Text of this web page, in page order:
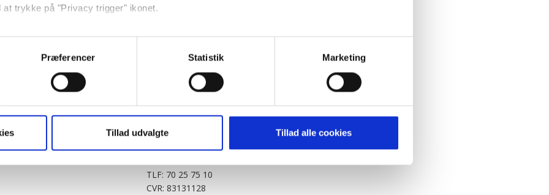
at trykke på "Privacy trigger" ikonet.
gerne:
om din placering, der kan være nøjagtig inden for få meter
baseret på en scanning af dens unikke karakteristika (fingerprinting)
må bruge egne cookies og cookies fra tredjeparter til at optimere dit besøg på vores
generere statistik og huske dine præferencer samt til brug for markedsføring, så vi
tilbage. Du skal være opmærksom på, at vores hjemmeside muligvis ikke fungerer
cookies eller tilbagetrækker et samtykke. Du kan læse mere om vores brug af cookies
Præferencer Statistik Marketing
Tillad udvalgte Tillad alle cookies
KitchenOne.dk
Jollyroom.dk
Outnorth.dk
Klikk.no
Alt.dk
Realityportalen.dk
Cookiepolitik
Privatlivspolitik
BABY.DK
Story House Egmont A/S
Strødamvej 46
TLF: 70 25 75 10
CVR: 83131128